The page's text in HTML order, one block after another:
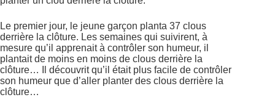
Le premier jour, le jeune garçon planta 37 clous
derrière la clôture. Les semaines qui suivirent, à
mesure qu’il apprenait à contrôler son humeur, il
plantait de moins en moins de clous derrière la
clôture… Il découvrit qu’il était plus facile de contrôler
son humeur que d’aller planter des clous derrière la
clôture…